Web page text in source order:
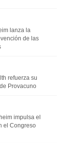
lanza la
de las
refuerza su
Provacuno
impulsa el
el Congreso